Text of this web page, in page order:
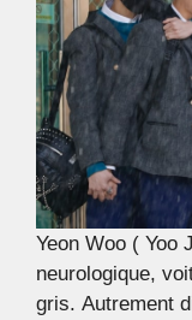
Yeon Woo ( Yoo
neurologique,
gris. Autrement